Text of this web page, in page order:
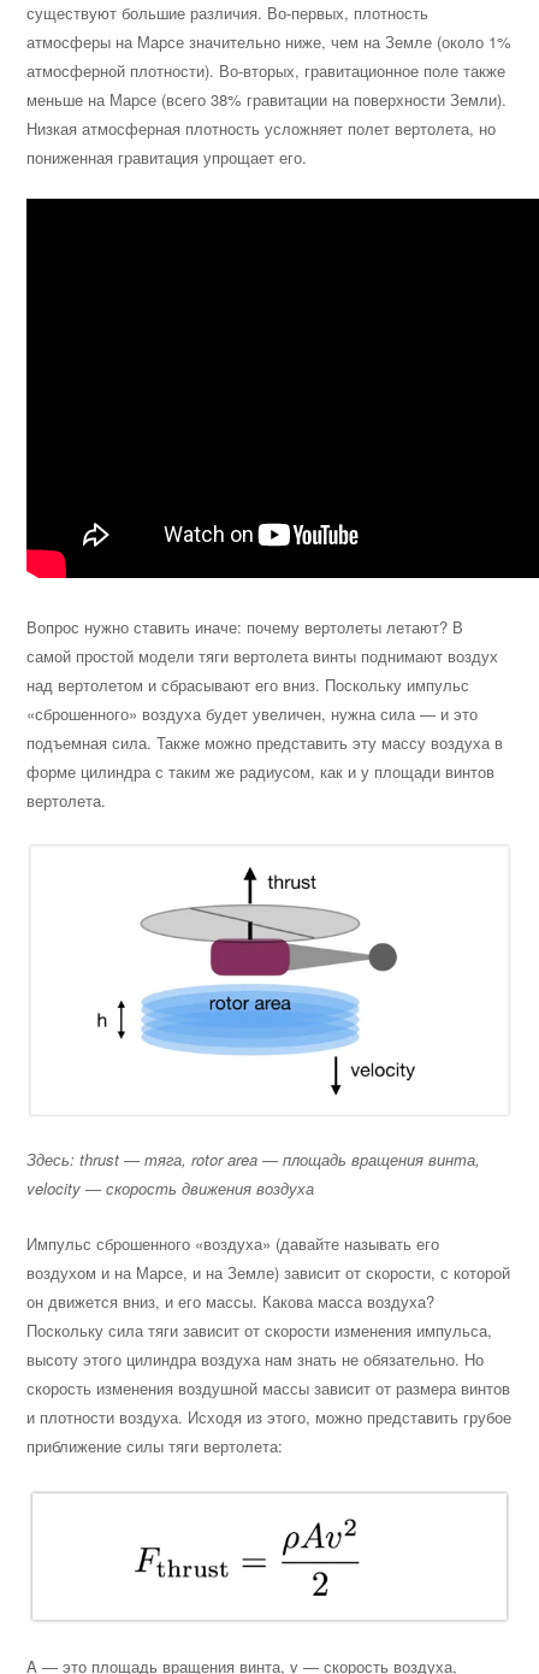
существуют большие различия. Во-первых, плотность
атмосферы на Марсе значительно ниже, чем на Земле (около 1%
атмосферной плотности). Во-вторых, гравитационное поле также
меньше на Марсе (всего 38% гравитации на поверхности Земли).
Низкая атмосферная плотность усложняет полет вертолета, но
пониженная гравитация упрощает его.
Вопрос нужно ставить иначе: почему вертолеты летают? В
самой простой модели тяги вертолета винты поднимают воздух
над вертолетом и сбрасывают его вниз. Поскольку импульс
«сброшенного» воздуха будет увеличен, нужна сила — и это
подъемная сила. Также можно представить эту массу воздуха в
форме цилиндра с таким же радиусом, как и у площади винтов
вертолета.
Здесь: thrust — тяга, rotor area — площадь вращения винта,
velocity — скорость движения воздуха
Импульс сброшенного «воздуха» (давайте называть его
воздухом и на Марсе, и на Земле) зависит от скорости, с которой
он движется вниз, и его массы. Какова масса воздуха?
Поскольку сила тяги зависит от скорости изменения импульса,
высоту этого цилиндра воздуха нам знать не обязательно. Но
скорость изменения воздушной массы зависит от размера винтов
и плотности воздуха. Исходя из этого, можно представить грубое
приближение силы тяги вертолета:
A — это площадь вращения винта, v — скорость воздуха,